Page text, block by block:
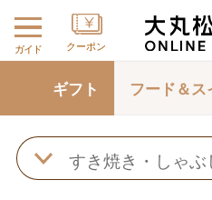
ガイド クーポン
ギフト フード＆ス